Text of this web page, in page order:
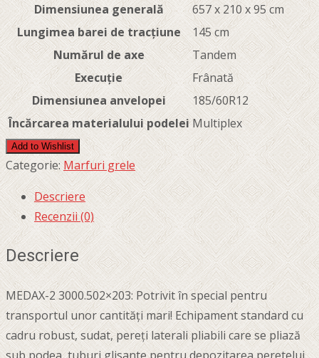
Dimensiunea generală
657 x 210 x 95 cm
Lungimea barei de tracțiune
145 cm
Numărul de axe
Tandem
Execuție
Frânată
Dimensiunea anvelopei
185/60R12
Încărcarea materialului podelei Multiplex
Add to Wishlist
Categorie:Marfuri grele
Descriere
Recenzii (0)
Descriere
MEDAX-2 3000.502×203: Potrivit în special pentru
transportul unor cantități mari! Echipament standard cu
cadru robust, sudat, pereți laterali pliabili care se pliază
sub podea, tuburi glisante pentru depozitarea peretelui